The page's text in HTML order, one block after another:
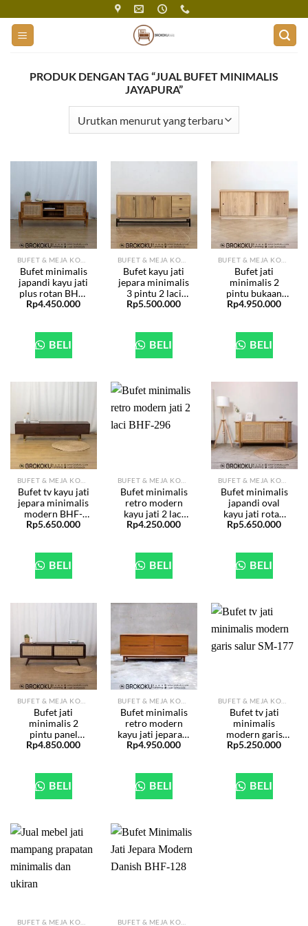
content
PRODUK DENGAN TAG “JUAL BUFET MINIMALIS
JAYAPURA”
Bufet minimalis
japandi kayu jati
plus rotan BHF-
303
Rp4.450.000
BELI
Bufet kayu jati
jepara minimalis
3 pintu 2 laci
BHF-302
Rp5.500.000
BELI
Bufet jati
minimalis 2
pintu bukaan
sliding BHF-301
Rp4.950.000
BELI
Bufet tv kayu jati
jepara minimalis
modern BHF-
300
Rp5.650.000
BELI
Bufet minimalis
retro modern
kayu jati 2 laci
BHF-296
Rp4.250.000
BELI
Bufet minimalis
japandi oval
kayu jati rotan
BHF-294
Rp5.650.000
BELI
BUFET & MEJA KONSOL
Bufet jati
minimalis 2
pintu panel
rotan geser BHF-
Rp4.850.000
BELI
BUFET & MEJA KONSOL
Bufet minimalis
retro modern
kayu jati jepara 4
laci BHF-225
Rp4.950.000
BELI
BUFET & MEJA KONSOL
Bufet tv jati
minimalis
modern garis
salur SM-177
Rp5.250.000
BELI